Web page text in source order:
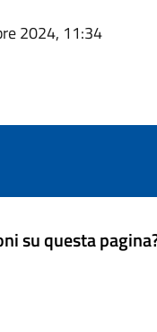
2024, 11:34
su questa